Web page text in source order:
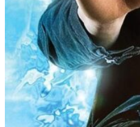
Action
Animation
Dansk
Dokumentar
Drama
Erotik
Gyser
Komedie
Krig
Krimi
Overnaturligt